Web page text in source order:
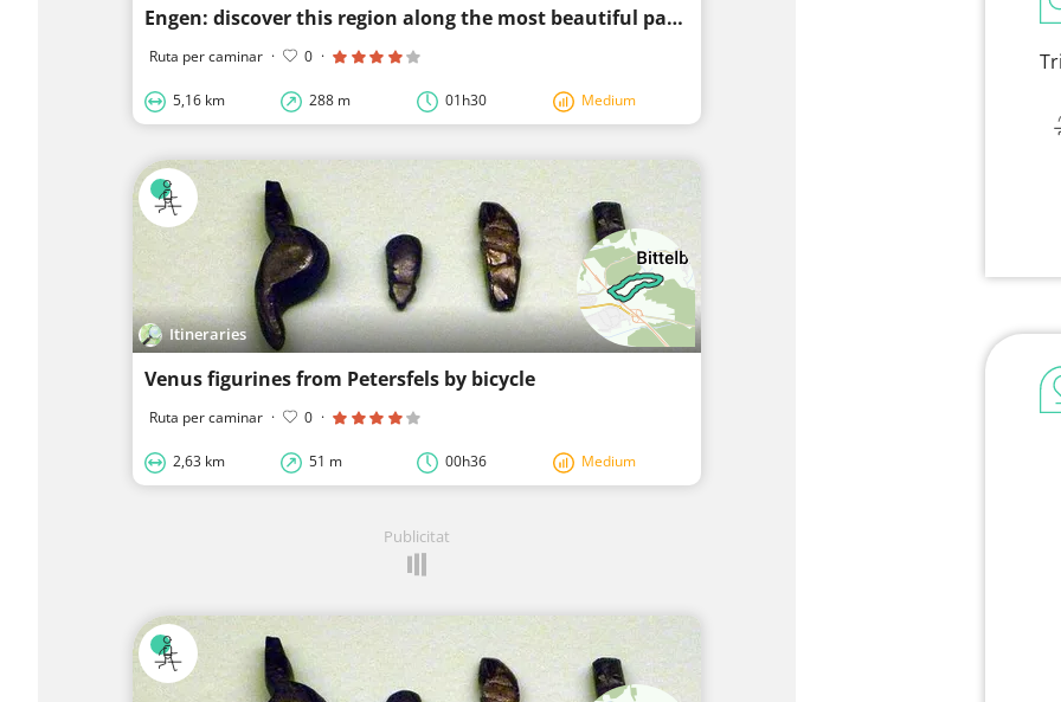
Engen: discover this region along the most beautiful paths
Ruta per caminar · 0 ·
5,16 km 288 m 01h30 Medium
Itineraries
Venus figurines from Petersfels by bicycle
Ruta per caminar · 0 ·
2,63 km 51 m 00h36 Medium
Publicitat